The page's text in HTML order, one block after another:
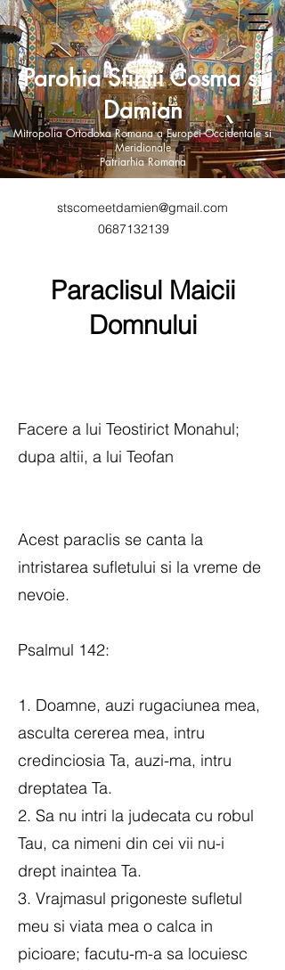
Parohia Sfintii Cosma si
Damian
Mitropolia Ortodoxa Romana a Europei Occidentale si
Meridionale
Patriarhia Romana
stscomeetdamien@gmail.com
0687132139
Paraclisul Maicii
Domnului
Facere a lui Teostirict Monahul;
dupa altii, a lui Teofan
Acest paraclis se canta la
intristarea sufletului si la vreme de
nevoie.
Psalmul 142:
1. Doamne, auzi rugaciunea mea,
asculta cererea mea, intru
credinciosia Ta, auzi-ma, intru
dreptatea Ta.
2. Sa nu intri la judecata cu robul
Tau, ca nimeni din cei vii nu-i
drept inaintea Ta.
3. Vrajmasul prigoneste sufletul
meu si viata mea o calca in
picioare; facutu-m-a sa locuiesc